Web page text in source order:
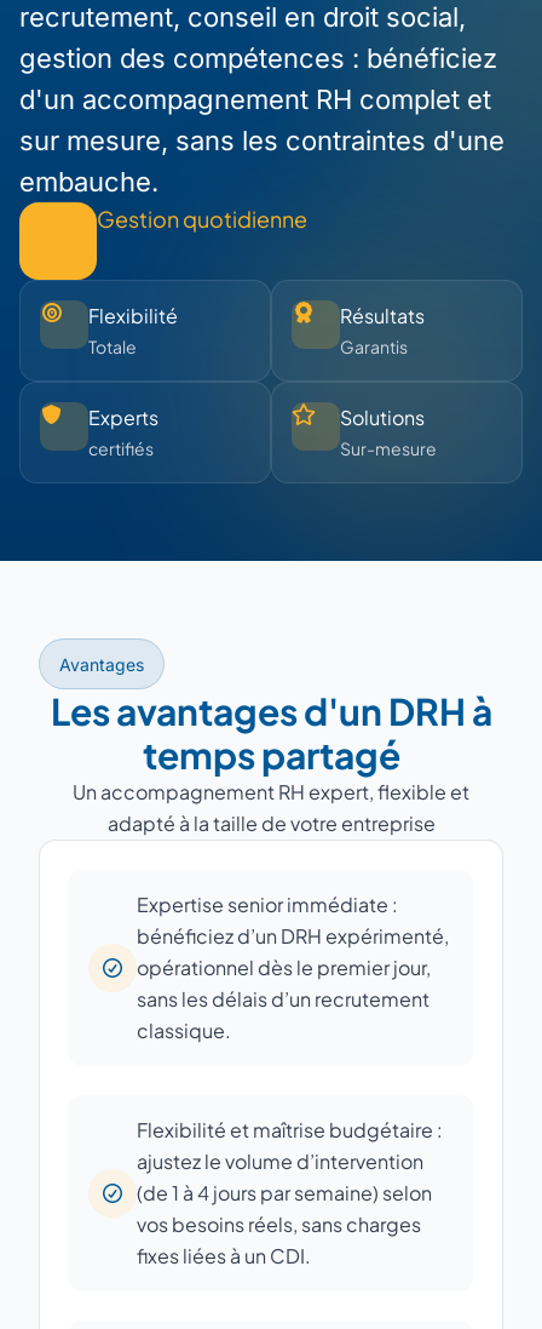
recrutement, conseil en droit social,
gestion des compétences : bénéficiez
d'un accompagnement RH complet et
sur mesure, sans les contraintes d'une
embauche.
Gestion quotidienne
Flexibilité
Totale
Résultats
Garantis
Experts
certifiés
Solutions
Sur-mesure
Avantages
Les avantages d'un DRH à
temps partagé
Un accompagnement RH expert, flexible et
adapté à la taille de votre entreprise
Expertise senior immédiate :
bénéficiez d’un DRH expérimenté,
opérationnel dès le premier jour,
sans les délais d’un recrutement
classique.
Flexibilité et maîtrise budgétaire :
ajustez le volume d’intervention
(de 1 à 4 jours par semaine) selon
vos besoins réels, sans charges
fixes liées à un CDI.